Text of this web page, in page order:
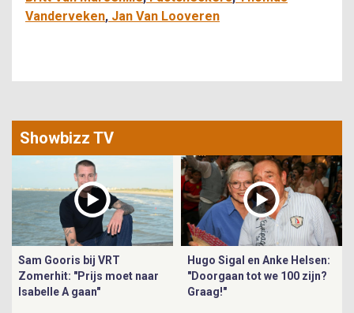
Vanderveken Jan Van Looveren
Showbizz TV
Sam Gooris bij VRT
Zomerhit: "Prijs moet naar
Isabelle A gaan"
Hugo Sigal en Anke Helsen:
"Doorgaan tot we 100 zijn?
Graag!"